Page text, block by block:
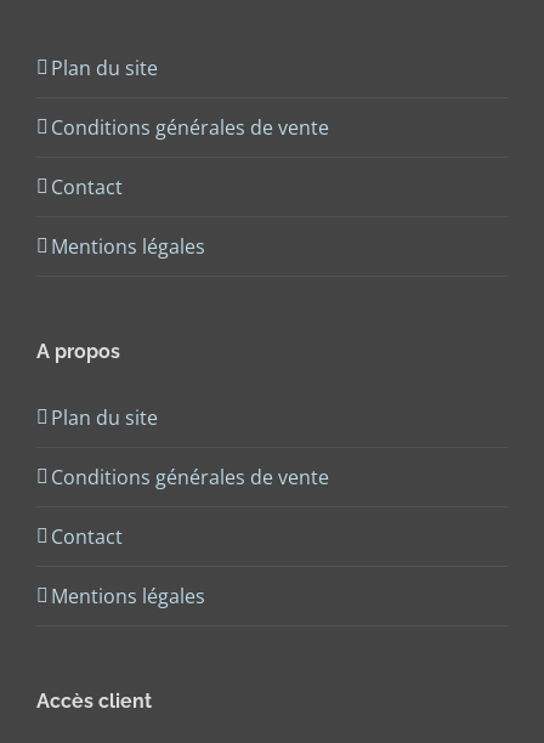
Plan du site
Conditions générales de vente
Contact
Mentions légales
A propos
Plan du site
Conditions générales de vente
Contact
Mentions légales
Accès client